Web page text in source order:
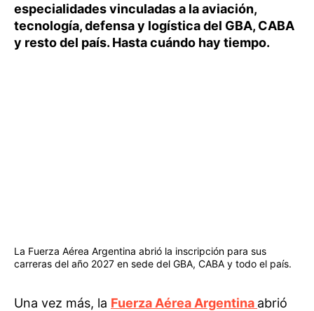
especialidades vinculadas a la aviación,
tecnología, defensa y logística del GBA, CABA
y resto del país. Hasta cuándo hay tiempo.
La Fuerza Aérea Argentina abrió la inscripción para sus
carreras del año 2027 en sede del GBA, CABA y todo el país.
Una vez más, la Fuerza Aérea Argentina abrió